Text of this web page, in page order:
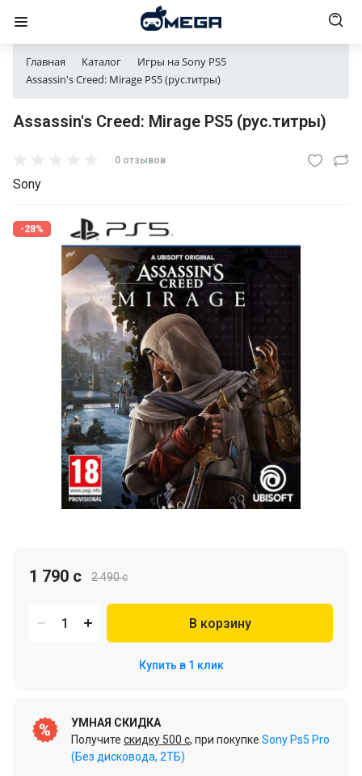
Главная Каталог
Игры на Sony PS5
Assassin's Creed: Mirage PS5 (рус.титры)
Assassin's Creed: Mirage PS5 (рус.титры)
0 отзывов
Sony
-28%
2 490 c
1 790 c
В корзину
Купить в 1 клик
УМНАЯ СКИДКА
Получите скидку 500 c, при покупке Sony Ps5 Pro
(Без дисковода, 2ТБ)